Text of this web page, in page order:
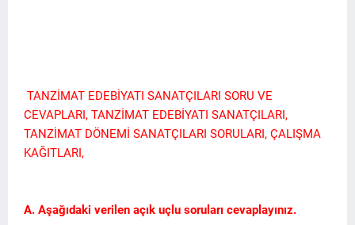
TANZİMAT EDEBİYATI SANATÇILARI SORU VE
CEVAPLARI, TANZİMAT EDEBİYATI SANATÇILARI,
TANZİMAT DÖNEMİ SANATÇILARI SORULARI, ÇALIŞMA
KAĞITLARI,
A. Aşağıdaki verilen açık uçlu soruları cevaplayınız.